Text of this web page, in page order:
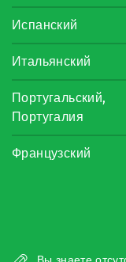
Испанский
Итальянский
Португальский,
Португалия
Французский